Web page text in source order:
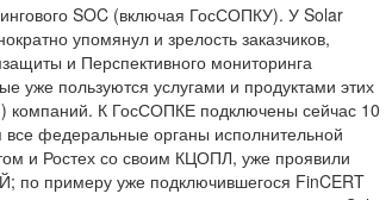
SOC (включая ГосСОПКУ). У Solar
упомянул и зрелость заказчиков,
и Перспективного мониторинга
уже пользуются услугами и продуктами этих
компаний. К ГосСОПКЕ подключены сейчас 10
все федеральные органы исполнительной
и Ростех со своим КЦОПЛ, уже проявили
по примеру уже подключившегося FinCERT